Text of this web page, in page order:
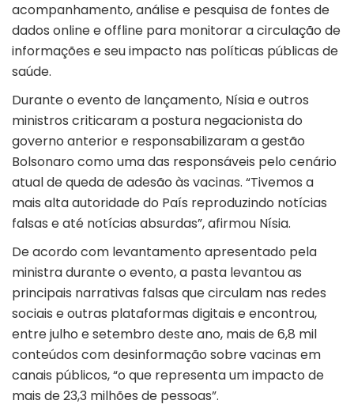
acompanhamento, análise e pesquisa de fontes de
dados online e offline para monitorar a circulação de
informações e seu impacto nas políticas públicas de
saúde.
Durante o evento de lançamento, Nísia e outros
ministros criticaram a postura negacionista do
governo anterior e responsabilizaram a gestão
Bolsonaro como uma das responsáveis pelo cenário
atual de queda de adesão às vacinas. “Tivemos a
mais alta autoridade do País reproduzindo notícias
falsas e até notícias absurdas”, afirmou Nísia.
De acordo com levantamento apresentado pela
ministra durante o evento, a pasta levantou as
principais narrativas falsas que circulam nas redes
sociais e outras plataformas digitais e encontrou,
entre julho e setembro deste ano, mais de 6,8 mil
conteúdos com desinformação sobre vacinas em
canais públicos, “o que representa um impacto de
mais de 23,3 milhões de pessoas”.